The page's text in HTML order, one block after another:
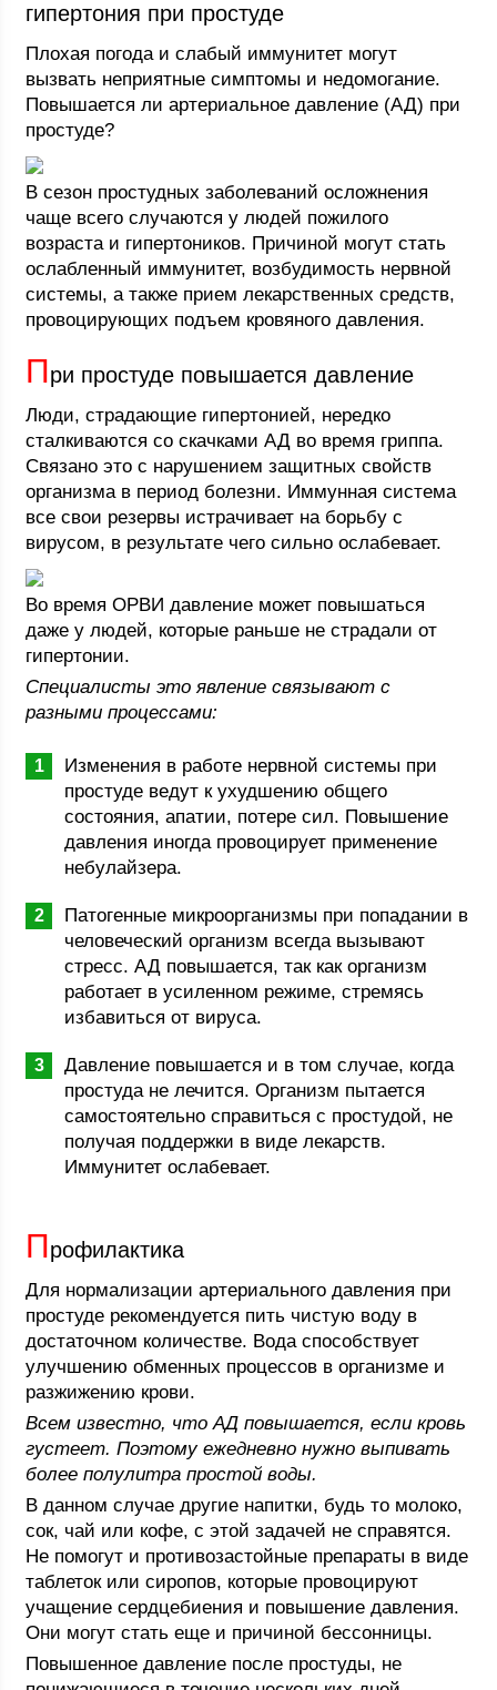
гипертония при простуде
Плохая погода и слабый иммунитет могут
вызвать неприятные симптомы и недомогание.
Повышается ли артериальное давление (АД) при
простуде?
В сезон простудных заболеваний осложнения
чаще всего случаются у людей пожилого
возраста и гипертоников. Причиной могут стать
ослабленный иммунитет, возбудимость нервной
системы, а также прием лекарственных средств,
провоцирующих подъем кровяного давления.
При простуде повышается давление
Люди, страдающие гипертонией, нередко
сталкиваются со скачками АД во время гриппа.
Связано это с нарушением защитных свойств
организма в период болезни. Иммунная система
все свои резервы истрачивает на борьбу с
вирусом, в результате чего сильно ослабевает.
Во время ОРВИ давление может повышаться
даже у людей, которые раньше не страдали от
гипертонии.
Специалисты это явление связывают с
разными процессами:
Изменения в работе нервной системы при
простуде ведут к ухудшению общего
состояния, апатии, потере сил. Повышение
давления иногда провоцирует применение
небулайзера.
Патогенные микроорганизмы при попадании в
человеческий организм всегда вызывают
стресс. АД повышается, так как организм
работает в усиленном режиме, стремясь
избавиться от вируса.
Давление повышается и в том случае, когда
простуда не лечится. Организм пытается
самостоятельно справиться с простудой, не
получая поддержки в виде лекарств.
Иммунитет ослабевает.
Профилактика
Для нормализации артериального давления при
простуде рекомендуется пить чистую воду в
достаточном количестве. Вода способствует
улучшению обменных процессов в организме и
разжижению крови.
Всем известно, что АД повышается, если кровь
густеет. Поэтому ежедневно нужно выпивать
более полулитра простой воды.
В данном случае другие напитки, будь то молоко,
сок, чай или кофе, с этой задачей не справятся.
Не помогут и противозастойные препараты в виде
таблеток или сиропов, которые провоцируют
учащение сердцебиения и повышение давления.
Они могут стать еще и причиной бессонницы.
Повышенное давление после простуды, не